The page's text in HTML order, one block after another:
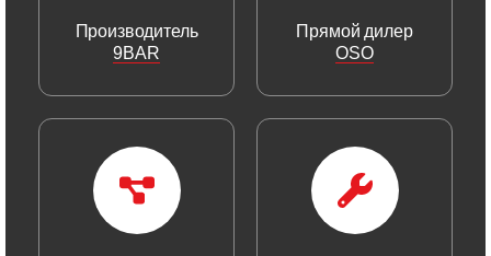
Производитель
9BAR
Прямой дилер
OSO